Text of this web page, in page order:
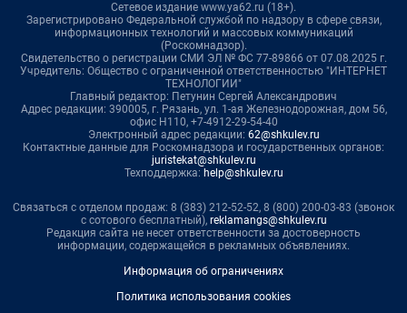
Сетевое издание www.ya62.ru (18+).
Зарегистрировано Федеральной службой по надзору в сфере связи,
информационных технологий и массовых коммуникаций
(Роскомнадзор).
Свидетельство о регистрации СМИ ЭЛ № ФС 77-89866 от 07.08.2025 г.
Учредитель: Общество с ограниченной ответственностью "ИНТЕРНЕТ
ТЕХНОЛОГИИ"
Главный редактор: Петунин Сергей Александрович
Адрес редакции: 390005, г. Рязань, ул. 1-ая Железнодорожная, дом 56,
офис Н110, +7-4912-29-54-40
Электронный адрес редакции: 62@shkulev.ru
Контактные данные для Роскомнадзора и государственных органов:
juristekat@shkulev.ru
Техподдержка: help@shkulev.ru
Связаться с отделом продаж: 8 (383) 212-52-52, 8 (800) 200-03-83 (звонок
с сотового бесплатный), reklamangs@shkulev.ru
Редакция сайта не несет ответственности за достоверность
информации, содержащейся в рекламных объявлениях.
Информация об ограничениях
Политика использования cookies